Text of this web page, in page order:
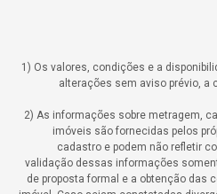
1) Os valores, condições e a
alterações sem aviso prévio, a
2) As informações sobre metragem,
imóveis são fornecidas pelos
cadastro e podem não refletir
validação dessas informações
de proposta formal e a obtenção das